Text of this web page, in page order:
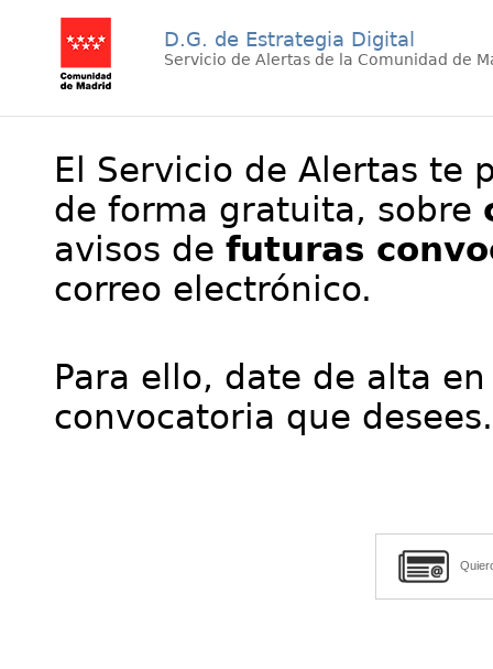
D.G. de Estrategia Digital
Servicio de Alertas de la Comunidad de
El Servicio de Alertas te
de forma gratuita, sobre
avisos de futuras
correo electrónico.
Para ello, date de alta
convocatoria que desees.